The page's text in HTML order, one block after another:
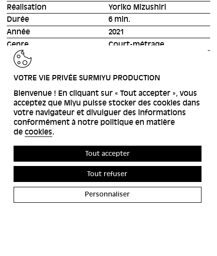
Réalisation
Yoriko Mizushiri
Durée
6 min.
Année
2021
Genre
Court-métrage
RETOUR
VOTRE VIE PRIVÉE SURMIYU PRODUCTION
Bienvenue ! En cliquant sur « Tout accepter », vous
acceptez que Miyu puisse stocker des cookies dans
votre navigateur et divulguer des informations
conformément à notre politique en matière
de cookies.
Tout accepter
Tout refuser
Personnaliser